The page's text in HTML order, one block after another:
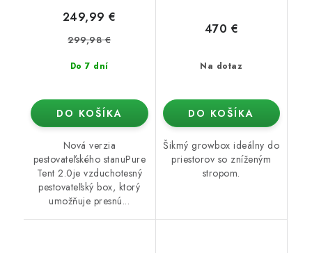
Do 7 dní
249,99 €
299,98 €
DO KOŠÍKA
Nová verzia
pestovateľského stanuPure
Tent 2.0je vzduchotesný
pestovateľský box, ktorý
umožňuje presnú...
Na dotaz
470 €
DO KOŠÍKA
Šikmý growbox ideálny do
priestorov so zníženým
stropom.